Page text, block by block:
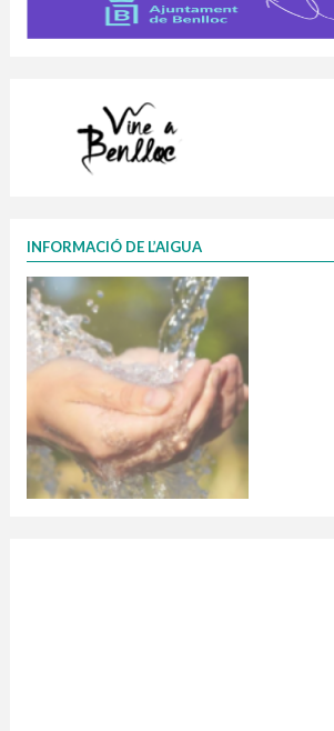
INFORMACIÓ DE L’AIGUA